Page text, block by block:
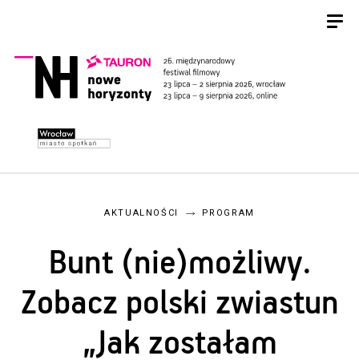
AKTUALNOŚCI PROGRAM
Bunt (nie)możliwy.
Zobacz polski zwiastun
„Jak zostałam